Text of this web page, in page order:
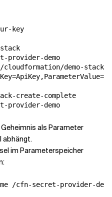
key
provider-demo
cloudformation/demo-
create-complete
als Parameter
abhängt.
im Parameterspeicher